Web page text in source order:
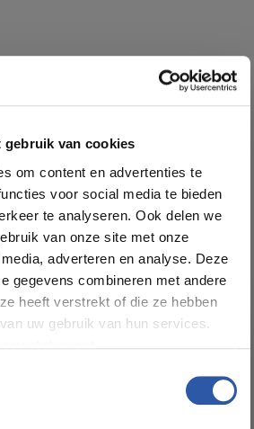
gebruik van cookies
om content en advertenties te
voor social media te bieden
te analyseren. Ook delen we
van onze site met onze
adverteren en analyse. Deze
gegevens combineren met andere
heeft verstrekt of die ze hebben
uw gebruik van hun services.
Rechte Plank Lijm
Eiken Licht Warm
Rustiek
3,345